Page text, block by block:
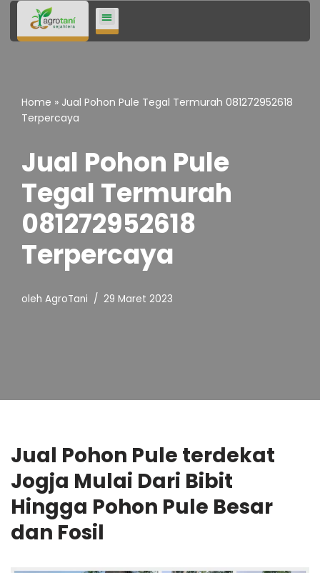
Lompat
Home » Jual Pohon Pule Tegal Termurah 081272952618
Terpercaya
Jual Pohon Pule
Tegal Termurah
081272952618
Terpercaya
oleh AgroTani 29 Maret 2023
Jual Pohon Pule terdekat
Jogja Mulai Dari Bibit
Hingga Pohon Pule Besar
dan Fosil